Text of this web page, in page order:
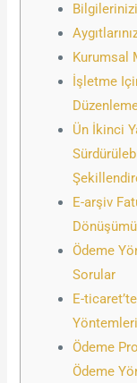
Kurumsal
İşletme
Ün İkinci
E-arşiv
Ödeme
Sorular
E-
Ödeme
Ödeme